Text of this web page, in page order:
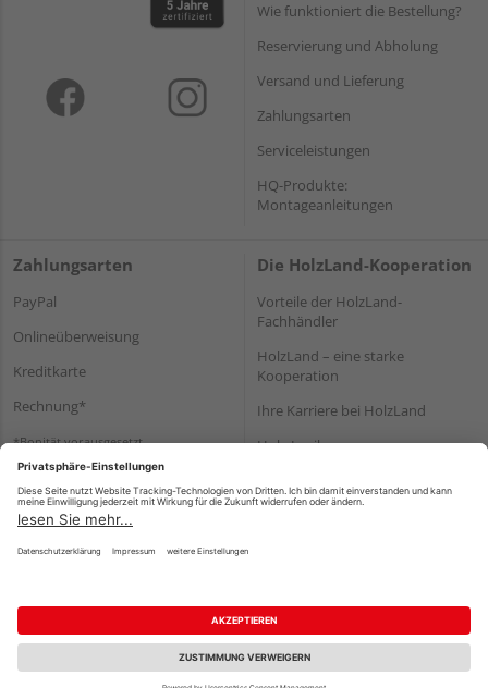
Wie funktioniert die Bestellung?
Reservierung und Abholung
Versand und Lieferung
Zahlungsarten
Serviceleistungen
HQ-Produkte:
Montageanleitungen
Zahlungsarten
PayPal
Onlineüberweisung
Kreditkarte
Rechnung*
*Bonität vorausgesetzt
Die HolzLand-Kooperation
Vorteile der HolzLand-
Fachhändler
HolzLand – eine starke
Kooperation
Ihre Karriere bei HolzLand
Holz-Lexikon
Impressum Datenschutz
Nutzungsbedingungen
Barrierefreiheitserklärung
Vertrag widerrufen